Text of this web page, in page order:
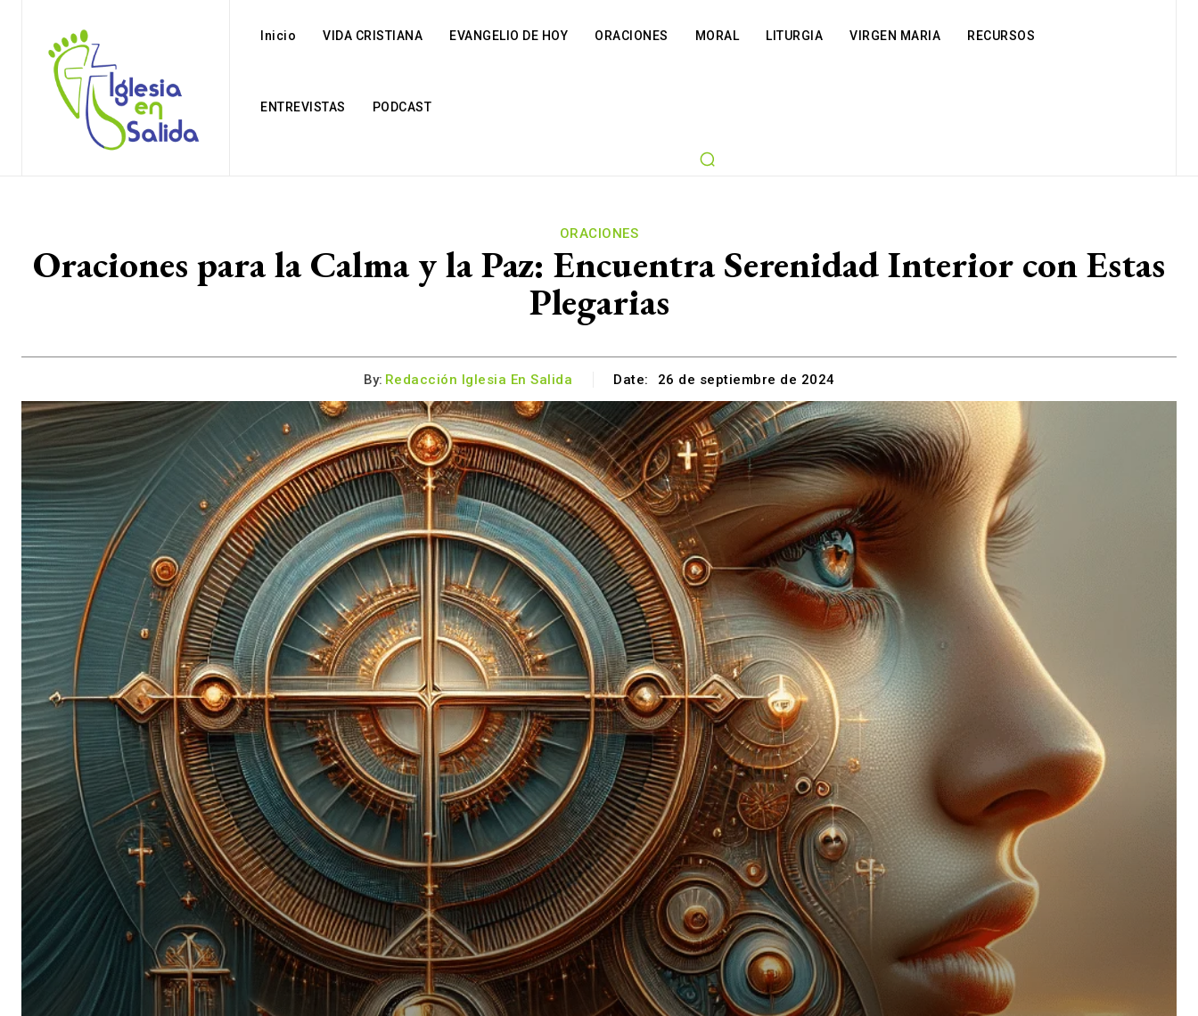
Inicio VIDA CRISTIANA EVANGELIO DE HOY ORACIONES MORAL LITURGIA VIRGEN MARIA RECURSOS
ENTREVISTAS PODCAST
ORACIONES
Oraciones para la Calma y la Paz: Encuentra Serenidad Interior con Estas
Plegarias
By: Redacción Iglesia En Salida Date: 26 de septiembre de 2024